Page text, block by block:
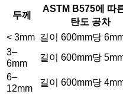
두께
ASTM B575에 따
탄도 공차
< 3mm 길이 600mm당
3–
6mm
길이 600mm당
6–
12mm
길이 600mm당